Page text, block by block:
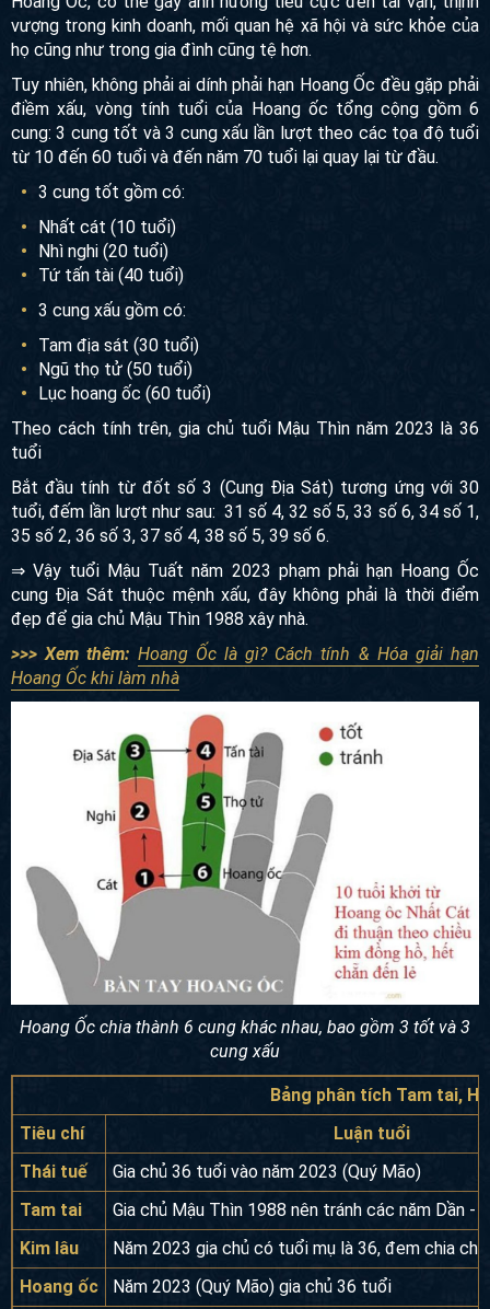
vượng trong kinh doanh, mối quan hệ xã hội và sức khỏe của
họ cũng như trong gia đình cũng tệ hơn.
Tuy nhiên, không phải ai dính phải hạn Hoang Ốc đều gặp phải
điềm xấu, vòng tính tuổi của Hoang ốc tổng cộng gồm 6
cung: 3 cung tốt và 3 cung xấu lần lượt theo các tọa độ tuổi
từ 10 đến 60 tuổi và đến năm 70 tuổi lại quay lại từ đầu.
3 cung tốt gồm có:
Nhất cát (10 tuổi)
Nhì nghi (20 tuổi)
Tứ tấn tài (40 tuổi)
3 cung xấu gồm có:
Tam địa sát (30 tuổi)
Ngũ thọ tử (50 tuổi)
Lục hoang ốc (60 tuổi)
Theo cách tính trên, gia chủ tuổi Mậu Thìn năm 2023 là 36
tuổi
Bắt đầu tính từ đốt số 3 (Cung Địa Sát) tương ứng với 30
tuổi, đếm lần lượt như sau: 31 số 4, 32 số 5, 33 số 6, 34 số 1,
35 số 2, 36 số 3, 37 số 4, 38 số 5, 39 số 6.
⇒ Vậy tuổi Mậu Tuất năm 2023 phạm phải hạn Hoang Ốc
cung Địa Sát thuộc mệnh xấu, đây không phải là thời điểm
đẹp để gia chủ Mậu Thìn 1988 xây nhà.
>>> Xem thêm: Hoang Ốc là gì? Cách tính & Hóa giải hạn
Hoang Ốc khi làm nhà
Hoang Ốc chia thành 6 cung khác nhau, bao gồm 3 tốt và 3
cung xấu
Bảng phân tích Tam tai,
Tiêu chí
Luận tuổi
Thái tuế
Gia chủ 36 tuổi vào năm 2023 (Quý Mão)
Tam tai
Gia chủ Mậu Thìn 1988 nên tránh các năm Dần -
Kim lâu
Năm 2023 gia chủ có tuổi mụ là 36, đem chia
Hoang ốc
Năm 2023 (Quý Mão) gia chủ 36 tuổi